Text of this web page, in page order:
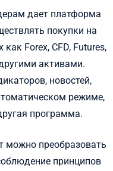
дает платформа
покупки на
Forex, CFD, Futures,
активами.
новостей,
режиме,
программа.
можно преобразовать
принципов